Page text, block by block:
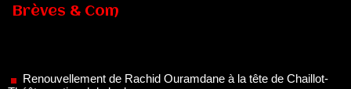
Brèves & Com
05/08/2026